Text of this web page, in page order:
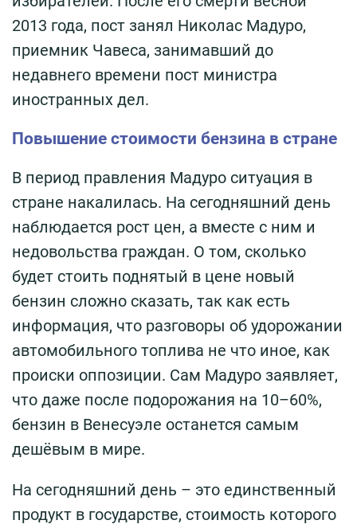
2013 года, пост занял Николас Мадуро,
приемник Чавеса, занимавший до
недавнего времени пост министра
иностранных дел.
Повышение стоимости бензина в стране
В период правления Мадуро ситуация в
стране накалилась. На сегодняшний день
наблюдается рост цен, а вместе с ним и
недовольства граждан. О том, сколько
будет стоить поднятый в цене новый
бензин сложно сказать, так как есть
информация, что разговоры об удорожании
автомобильного топлива не что иное, как
происки оппозиции. Сам Мадуро заявляет,
что даже после подорожания на 10–60%,
бензин в Венесуэле останется самым
дешёвым в мире.
На сегодняшний день – это единственный
продукт в государстве, стоимость которого